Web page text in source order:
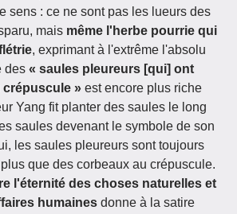
sens : ce ne sont pas les lueurs des
mais même l'herbe pourrie qui
, exprimant à l'extrême l'absolu
des « saules pleureurs [qui] ont
» est encore plus riche
Yang fit planter des saules le long
saules devenant le symbole de son
les saules pleureurs sont toujours
que des corbeaux au crépuscule.
l'éternité des choses naturelles et
humaines donne à la satire